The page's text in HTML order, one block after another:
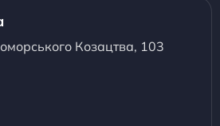
Козацтва, 103